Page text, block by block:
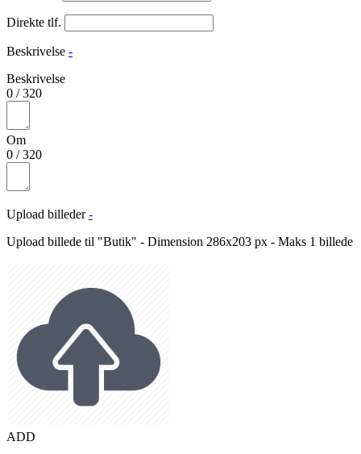
Direkte tlf.
Beskrivelse -
Beskrivelse
0 /320
Om
0 /320
Upload billeder -
Upload billede til "Butik" - Dimension 286x203 px - Maks 1 billede
ADD